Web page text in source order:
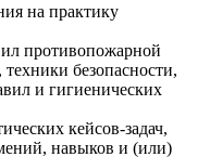
на практику
противопожарной
безопасности,
и гигиенических
кейсов-задач,
навыков и (или)